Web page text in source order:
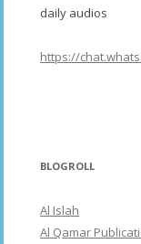
daily audios
https://
BLOGROLL
Al Islah
Al Qamar